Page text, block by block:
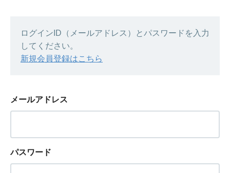
ログインID（メールアドレス）とパスワードを入力
してください。
新規会員登録はこちら
メールアドレス
パスワード